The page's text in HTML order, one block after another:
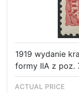
1919 wydanie
formy IIA z poz.